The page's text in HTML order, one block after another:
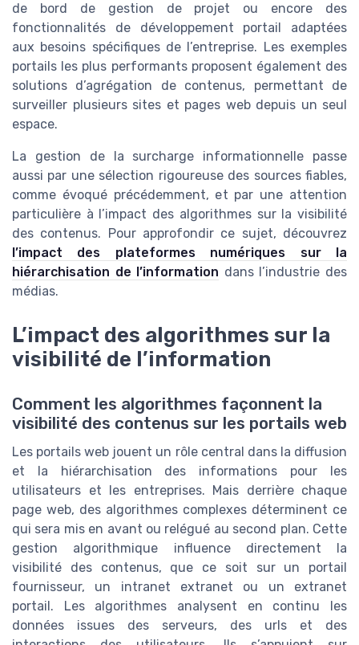
de bord de gestion de projet ou encore des
fonctionnalités de développement portail adaptées
aux besoins spécifiques de l’entreprise. Les exemples
portails les plus performants proposent également des
solutions d’agrégation de contenus, permettant de
surveiller plusieurs sites et pages web depuis un seul
espace.
La gestion de la surcharge informationnelle passe
aussi par une sélection rigoureuse des sources fiables,
comme évoqué précédemment, et par une attention
particulière à l’impact des algorithmes sur la visibilité
des contenus. Pour approfondir ce sujet, découvrez
l’impact des plateformes numériques sur la
hiérarchisation de l’information dans l’industrie des
médias.
L’impact des algorithmes sur la
visibilité de l’information
Comment les algorithmes façonnent la
visibilité des contenus sur les portails web
Les portails web jouent un rôle central dans la diffusion
et la hiérarchisation des informations pour les
utilisateurs et les entreprises. Mais derrière chaque
page web, des algorithmes complexes déterminent ce
qui sera mis en avant ou relégué au second plan. Cette
gestion algorithmique influence directement la
visibilité des contenus, que ce soit sur un portail
fournisseur, un intranet extranet ou un extranet
portail. Les algorithmes analysent en continu les
données issues des serveurs, des urls et des